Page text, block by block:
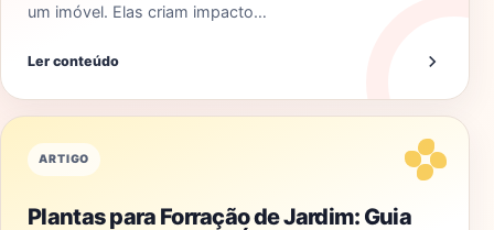
um imóvel. Elas criam impacto…
Ler conteúdo
ARTIGO
Plantas para Forração de Jardim: Guia